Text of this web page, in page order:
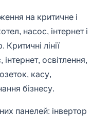
на критичне і
насос, інтернет і
лінії
освітлення,
касу,
бізнесу.
панелей: інвертор